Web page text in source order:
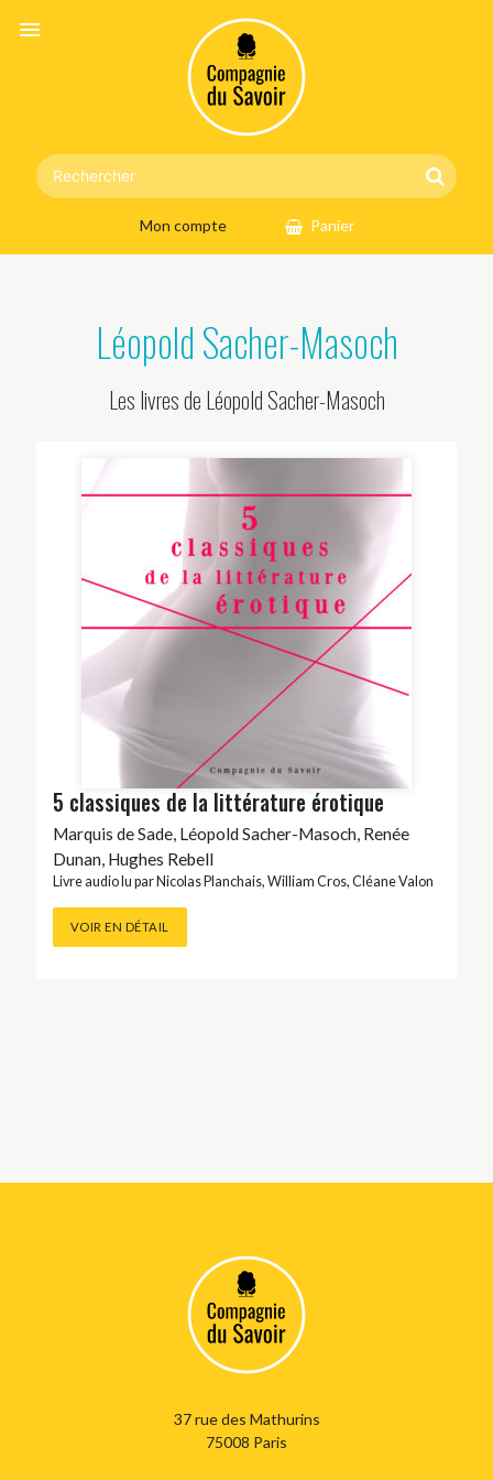
menu
Mon compte Panier
Léopold Sacher-Masoch
Les livres de Léopold Sacher-Masoch
5 classiques de la littérature érotique
Marquis de Sade, Léopold Sacher-Masoch, Renée
Dunan, Hughes Rebell
Livre audio lu par Nicolas Planchais, William Cros, Cléane Valon
VOIR EN DÉTAIL
37 rue des Mathurins
75008 Paris